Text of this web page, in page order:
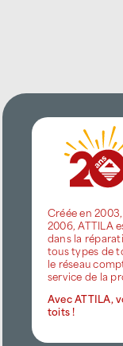
Créée en
2006, ATTILA
dans la
tous types de
le réseau
service de la
Avec ATTILA,
toits !